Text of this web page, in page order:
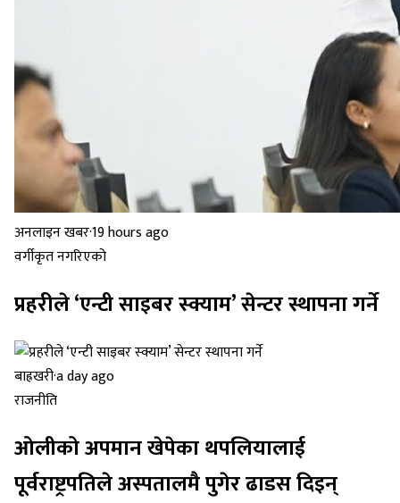
अनलाइन खबर·19 hours ago
वर्गीकृत नगरिएको
प्रहरीले ‘एन्टी साइबर स्क्याम’ सेन्टर स्थापना गर्ने
बाह्रखरी·a day ago
राजनीति
ओलीको अपमान खेपेका थपलियालाई
पूर्वराष्ट्रपतिले अस्पतालमै पुगेर ढाडस दिइन्